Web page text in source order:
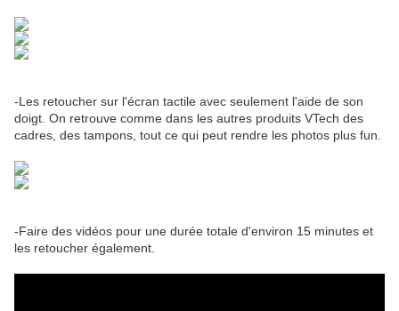
-Les retoucher sur l'écran tactile avec seulement l'aide de son
doigt. On retrouve comme dans les autres produits VTech des
cadres, des tampons, tout ce qui peut rendre les photos plus fun.
-Faire des vidéos pour une durée totale d'environ 15 minutes et
les retoucher également.